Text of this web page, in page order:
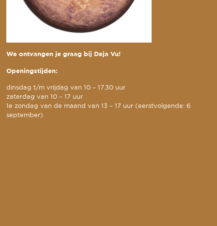
We ontvangen je graag bij Deja Vu!
Openingstijden:
dinsdag t/m vrijdag van 10 – 17.30 uur
zaterdag van 10 – 17 uur
1e zondag van de maand van 13 – 17 uur (eerstvolgende: 6
september)